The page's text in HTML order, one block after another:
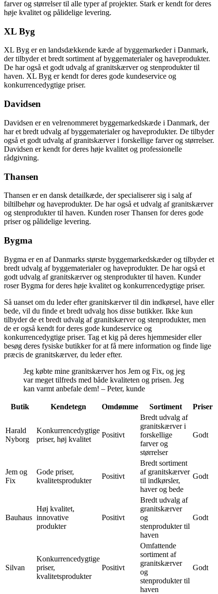
farver og størrelser til alle typer af projekter. Stark er kendt for deres
høje kvalitet og pålidelige levering.
XL Byg
XL Byg er en landsdækkende kæde af byggemarkeder i Danmark,
der tilbyder et bredt sortiment af byggematerialer og haveprodukter.
De har også et godt udvalg af granitskærver og stenprodukter til
haven. XL Byg er kendt for deres gode kundeservice og
konkurrencedygtige priser.
Davidsen
Davidsen er en velrenommeret byggemarkedskæde i Danmark, der
har et bredt udvalg af byggematerialer og haveprodukter. De tilbyder
også et godt udvalg af granitskærver i forskellige farver og størrelser.
Davidsen er kendt for deres høje kvalitet og professionelle
rådgivning.
Thansen
Thansen er en dansk detailkæde, der specialiserer sig i salg af
biltilbehør og haveprodukter. De har også et udvalg af granitskærver
og stenprodukter til haven. Kunden roser Thansen for deres gode
priser og pålidelige levering.
Bygma
Bygma er en af Danmarks største byggemarkedskæder og tilbyder et
bredt udvalg af byggematerialer og haveprodukter. De har også et
godt udvalg af granitskærver og stenprodukter til haven. Kunder
roser Bygma for deres høje kvalitet og konkurrencedygtige priser.
Så uanset om du leder efter granitskærver til din indkørsel, have eller
bede, vil du finde et bredt udvalg hos disse butikker. Ikke kun
tilbyder de et bredt udvalg af granitskærver og stenprodukter, men
de er også kendt for deres gode kundeservice og
konkurrencedygtige priser. Tag et kig på deres hjemmesider eller
besøg deres fysiske butikker for at få mere information og finde lige
præcis de granitskærver, du leder efter.
Jeg købte mine granitskærver hos Jem og Fix, og jeg
var meget tilfreds med både kvaliteten og prisen. Jeg
kan varmt anbefale dem! – Peter, kunde
Butik Kendetegn Omdømme Sortiment Priser
Harald
Nyborg
Konkurrencedygtige
priser, høj kvalitet
Positivt
Bredt udvalg af
granitskærver i
forskellige
farver og
størrelser
Godt
Jem og
Fix
Gode priser,
kvalitetsprodukter
Positivt
Bredt sortiment
af granitskærver
til indkørsler,
haver og bede
Godt
Bauhaus
Høj kvalitet,
innovative
produkter
Positivt
Bredt udvalg af
granitskærver
og
stenprodukter til
haven
Godt
Silvan
Konkurrencedygtige
priser,
kvalitetsprodukter
Positivt
Omfattende
sortiment af
granitskærver
og
stenprodukter til
haven
Godt